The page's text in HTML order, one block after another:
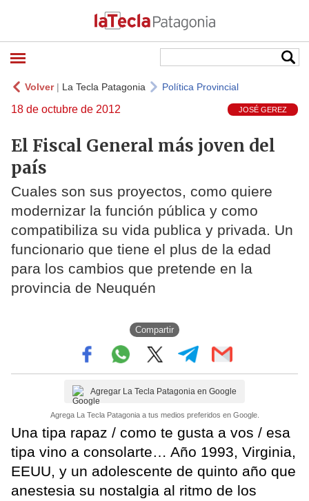
Volver| La Tecla Patagonia Política Provincial
18 de octubre de 2012 JOSÉ GEREZ
El Fiscal General más joven del
país
Cuales son sus proyectos, como quiere
modernizar la función pública y como
compatibiliza su vida publica y privada. Un
funcionario que tiene el plus de la edad
para los cambios que pretende en la
provincia de Neuquén
Compartir
Agregar La Tecla Patagonia en Google
Agrega La Tecla Patagonia a tus medios preferidos en Google.
Una tipa rapaz / como te gusta a vos / esa
tipa vino a consolarte… Año 1993, Virginia,
EEUU, y un adolescente de quinto año que
anestesia su nostalgia al ritmo de los